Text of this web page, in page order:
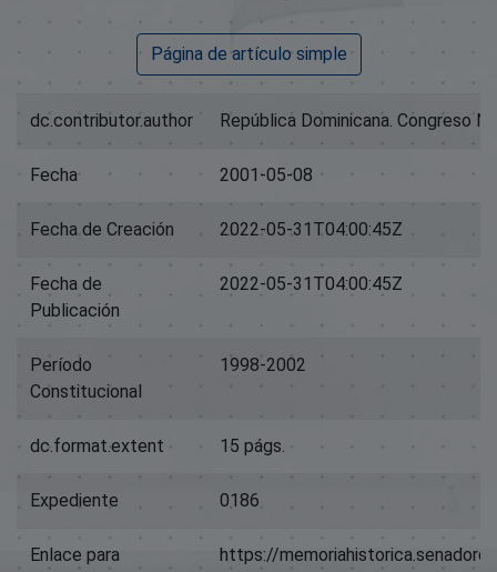
Página de artículo simple
dc.contributor.author República Dominicana. Congreso
Fecha 2001-05-08
Fecha de Creación 2022-05-31T04:00:45Z
Fecha de
Publicación
2022-05-31T04:00:45Z
Período
Constitucional
1998-2002
dc.format.extent 15 págs.
Expediente 0186
Enlace para
https://